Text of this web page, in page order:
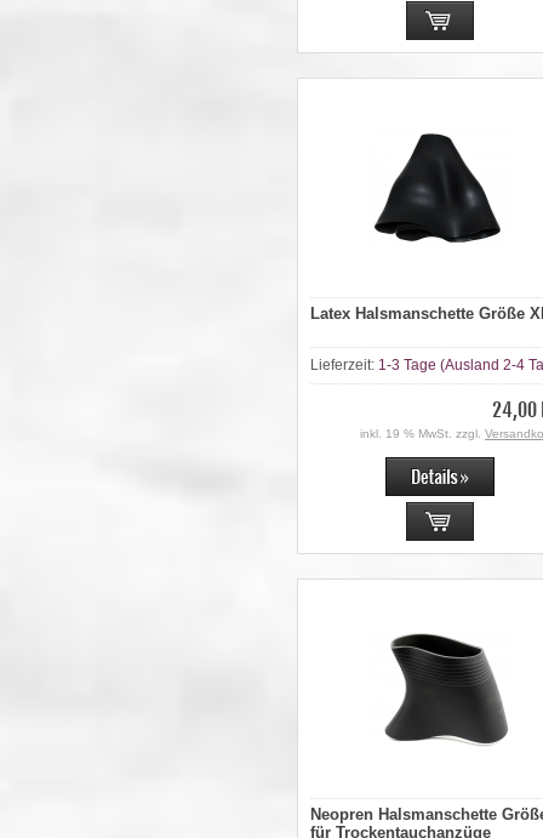
Latex Halsmanschette Größe
Lieferzeit: 1-3 Tage (Ausland 2-4
24,00
inkl. 19 % MwSt. zzgl.
Neopren Halsmanschette
für Trockentauchanzüge